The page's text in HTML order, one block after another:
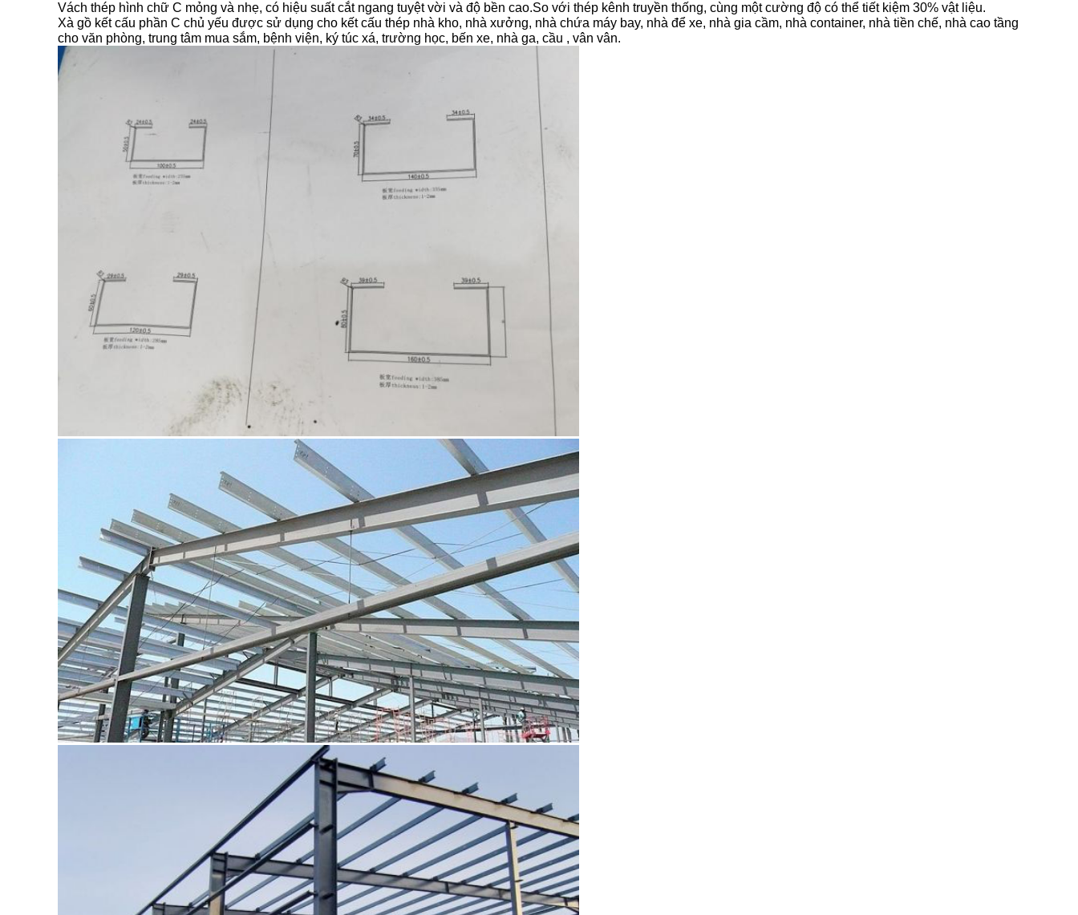
Vách thép hình chữ C mỏng và nhẹ, có hiệu suất cắt ngang tuyệt vời và độ bền cao.So với thép kênh truyền thống, cùng một cường độ có thể tiết kiệm 30% vật liệu.
Xà gồ kết cấu phần C chủ yếu được sử dụng cho kết cấu thép nhà kho, nhà xưởng, nhà chứa máy bay, nhà để xe, nhà gia cầm, nhà container, nhà tiền chế, nhà cao tầng
cho văn phòng, trung tâm mua sắm, bệnh viện, ký túc xá, trường học, bến xe, nhà ga, cầu , vân vân.